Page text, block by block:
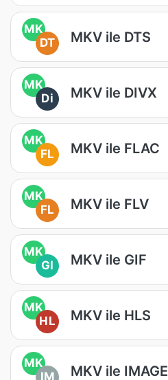
MK
DT
MKV ile DTS
MK
Di
MKV ile DIVX
MK
FL
MKV ile FLAC
MK
FL
MKV ile FLV
MK
GI
MKV ile GIF
MK
HL
MKV ile HLS
MK
IM
MKV ile IMAGE